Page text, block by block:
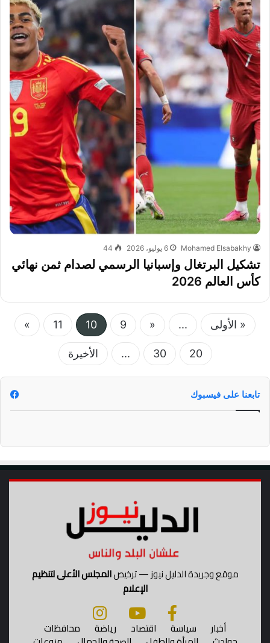
Mohamed Elsabakhy 6 يوليو، 2026 44
تشكيل البرتغال وإسبانيا الرسمي لصدام ثمن نهائي
كأس العالم 2026
« الأولى ...
«
9
10
11
»
20
30
... الأخيرة
تابعنا على فيسبوك
موقع وجريدة الدليل نيوز — ترخيصالمجلس الأعلى لتنظيم
الإعلام
أخبار سياسة اقتصاد رياضة محافظات